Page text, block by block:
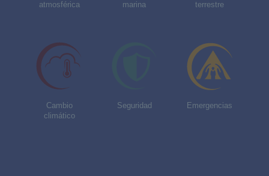
atmosférica
marina
terrestre
Cambio
climático
Seguridad Emergencias